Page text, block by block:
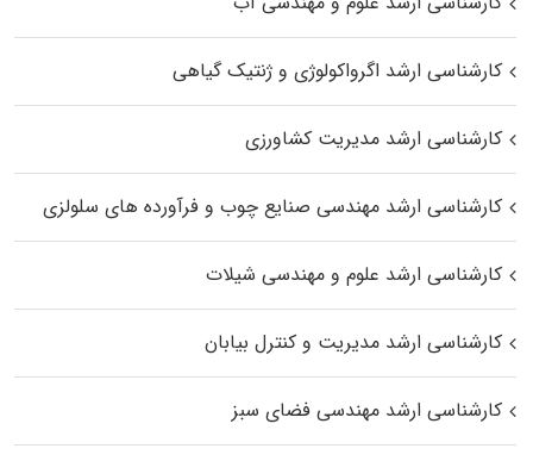
کارشناسی ارشد اگرواکولوژی و ژنتیک گیاهی
کارشناسی ارشد مدیریت کشاورزی
کارشناسی ارشد مهندسی صنایع چوب و فرآورده‌ های سلولزی
کارشناسی ارشد علوم و مهندسی شیلات
کارشناسی ارشد مدیریت و کنترل بیابان
کارشناسی ارشد مهندسی فضای سبز